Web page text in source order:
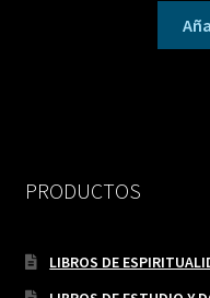
PRODUCTOS
LIBROS DE